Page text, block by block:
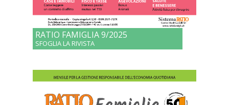
RATIO FAMIGLIA 9/2025
SFOGLIA LA RIVISTA